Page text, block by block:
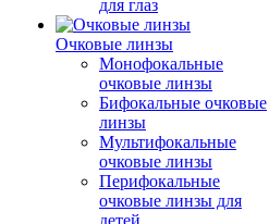
для глаз
Очковые линзы
Монофокальные
очковые линзы
Бифокальные очковые
линзы
Мультифокальные
очковые линзы
Перифокальные
очковые линзы для
детей